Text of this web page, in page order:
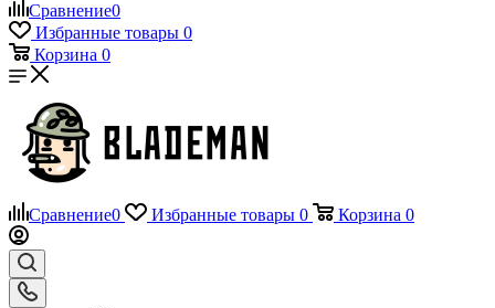
Сравнение0
Избранные товары 0
Корзина 0
Сравнение0 Избранные товары 0 Корзина 0